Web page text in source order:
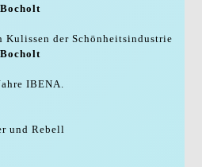
Kulissen der Schönheitsindustrie
IBENA.
und Rebell